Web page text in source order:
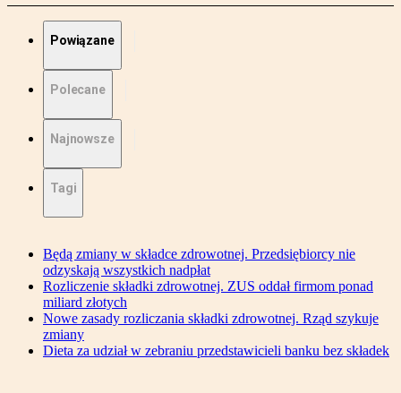
Powiązane
Polecane
Najnowsze
Tagi
Będą zmiany w składce zdrowotnej. Przedsiębiorcy nie
odzyskają wszystkich nadpłat
Rozliczenie składki zdrowotnej. ZUS oddał firmom ponad
miliard złotych
Nowe zasady rozliczania składki zdrowotnej. Rząd szykuje
zmiany
Dieta za udział w zebraniu przedstawicieli banku bez składek